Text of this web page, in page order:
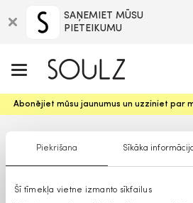
Piekrišana Sīkāka
Šī tīmekļa vietne izmanto sīkfailus
SAŅEMIET MŪSU
PIETEIKUMU
Abonējiet mūsu jaunumus un uzziniet par